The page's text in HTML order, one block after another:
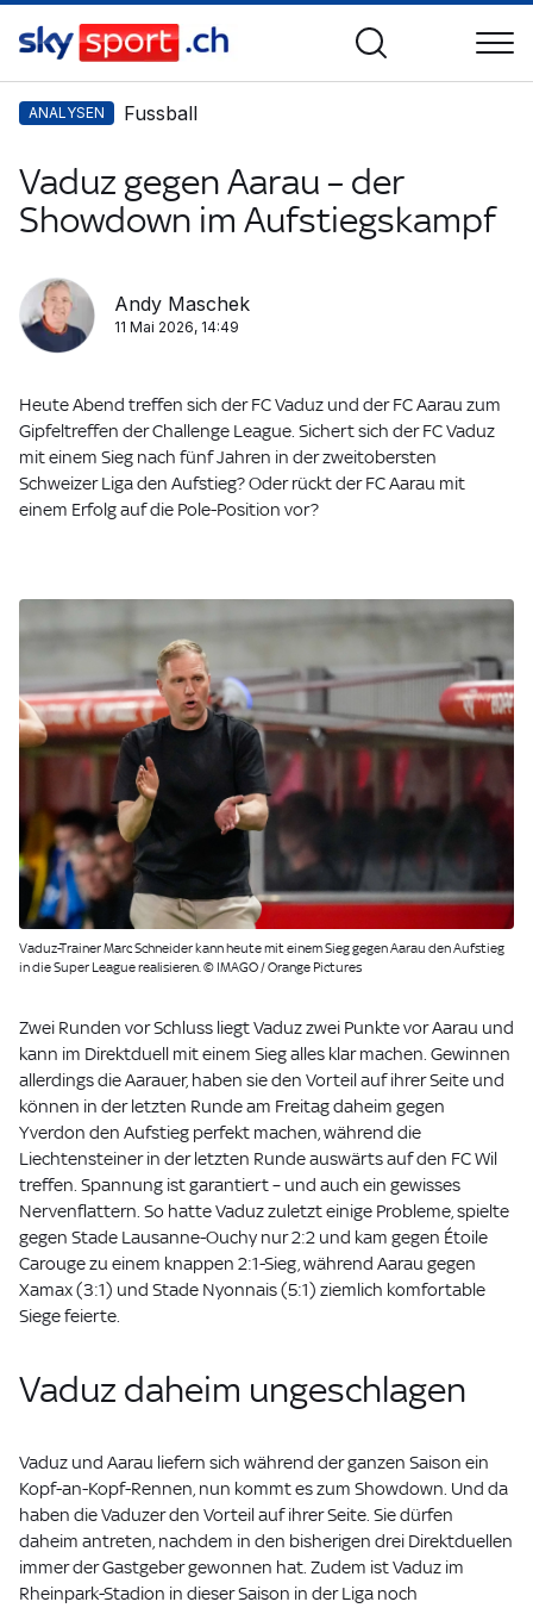
ANALYSEN Fussball
Vaduz gegen Aarau – der
Showdown im Aufstiegskampf
Andy Maschek
11 Mai 2026, 14:49
Heute Abend treffen sich der FC Vaduz und der FC Aarau zum
Gipfeltreffen der Challenge League. Sichert sich der FC Vaduz
mit einem Sieg nach fünf Jahren in der zweitobersten
Schweizer Liga den Aufstieg? Oder rückt der FC Aarau mit
einem Erfolg auf die Pole-Position vor?
Vaduz-Trainer Marc Schneider kann heute mit einem Sieg gegen Aarau den Aufstieg
in die Super League realisieren. © IMAGO / Orange Pictures
Zwei Runden vor Schluss liegt Vaduz zwei Punkte vor Aarau und
kann im Direktduell mit einem Sieg alles klar machen. Gewinnen
allerdings die Aarauer, haben sie den Vorteil auf ihrer Seite und
können in der letzten Runde am Freitag daheim gegen
Yverdon den Aufstieg perfekt machen, während die
Liechtensteiner in der letzten Runde auswärts auf den FC Wil
treffen. Spannung ist garantiert – und auch ein gewisses
Nervenflattern. So hatte Vaduz zuletzt einige Probleme, spielte
gegen Stade Lausanne-Ouchy nur 2:2 und kam gegen Étoile
Carouge zu einem knappen 2:1-Sieg, während Aarau gegen
Xamax (3:1) und Stade Nyonnais (5:1) ziemlich komfortable
Siege feierte.
Vaduz daheim ungeschlagen
Vaduz und Aarau liefern sich während der ganzen Saison ein
Kopf-an-Kopf-Rennen, nun kommt es zum Showdown. Und da
haben die Vaduzer den Vorteil auf ihrer Seite. Sie dürfen
daheim antreten, nachdem in den bisherigen drei Direktduellen
immer der Gastgeber gewonnen hat. Zudem ist Vaduz im
Rheinpark-Stadion in dieser Saison in der Liga noch